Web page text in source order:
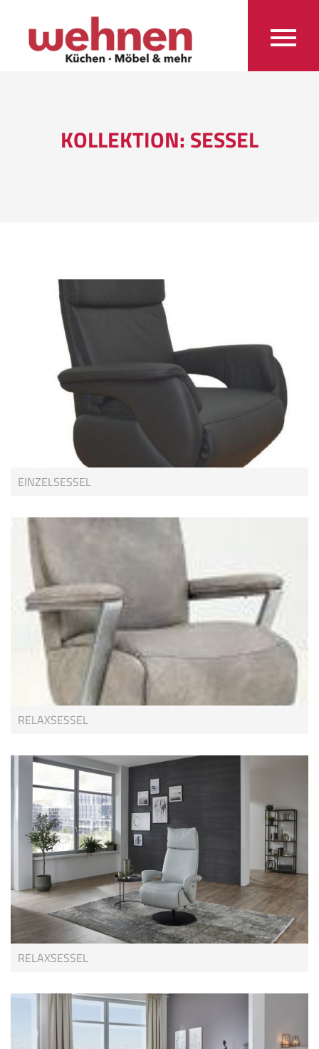
KOLLEKTION: SESSEL
EINZELSESSEL
RELAXSESSEL
RELAXSESSEL